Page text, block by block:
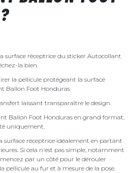
surface réceptrice du sticker Autocollant
la bien.
la pellicule protégeant la surface
Ballon Foot Honduras
laissant transparaître le design.
Ballon Foot Honduras en grand format,
uniquement.
surface réceptrice idéalement en partant
Si cela n'est pas simple, notamment
par un côté pour le dérouler
pellicule au fur et à mesure de la pose.